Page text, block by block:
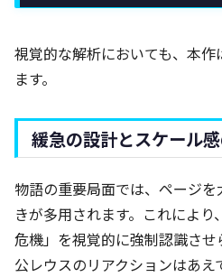
視覚的な解析においても、本
ます。
緩急の設計とスケール
物語の重要局面では、ページ
きが多用されます。これによ
危機」を視覚的に強制認識させ
公レウスのリアクションはあ